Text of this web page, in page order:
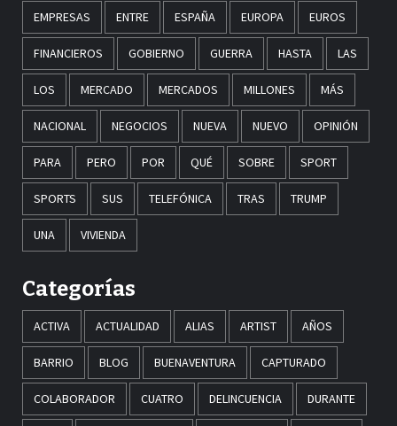
EMPRESAS ENTRE ESPAÑA EUROPA EUROS
FINANCIEROS GOBIERNO GUERRA HASTA LAS
LOS MERCADO MERCADOS MILLONES MÁS
NACIONAL NEGOCIOS NUEVA NUEVO OPINIÓN
PARA PERO POR QUÉ SOBRE SPORT
SPORTS SUS TELEFÓNICA TRAS TRUMP
UNA VIVIENDA
Categorías
ACTIVA ACTUALIDAD ALIAS ARTIST AÑOS
BARRIO BLOG BUENAVENTURA CAPTURADO
COLABORADOR CUATRO DELINCUENCIA DURANTE